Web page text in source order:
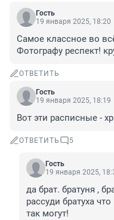
Гость
19 января 2025, 18:20
Самое классное во
Фотографу респект!
ОТВЕТИТЬ
Гость
19 января 2025, 18:19
Вот эти расписные -
ОТВЕТИТЬ 5
Гость
19 января 2025,
да брат. братуня ,
рассуди братуха
так могут!